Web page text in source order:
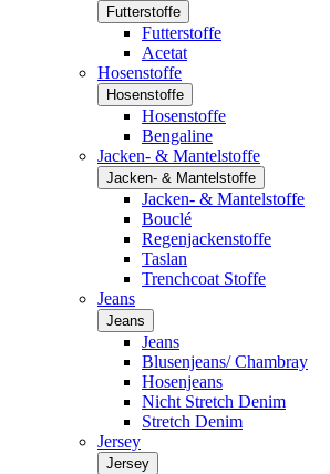
Futterstoffe
Futterstoffe
Acetat
Hosenstoffe
Hosenstoffe
Hosenstoffe
Bengaline
Jacken- & Mantelstoffe
Jacken- & Mantelstoffe
Jacken- & Mantelstoffe
Bouclé
Regenjackenstoffe
Taslan
Trenchcoat Stoffe
Jeans
Jeans
Jeans
Blusenjeans/ Chambray
Hosenjeans
Nicht Stretch Denim
Stretch Denim
Jersey
Jersey